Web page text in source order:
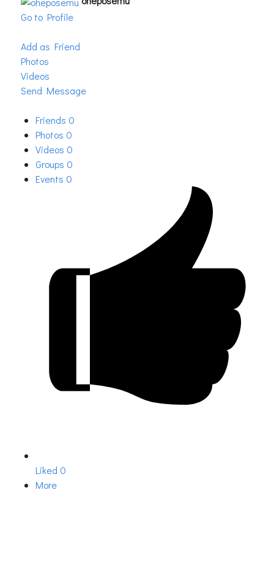
Go to Profile
Add as Friend
Photos
Videos
Send Message
Friends 0
Photos 0
Videos 0
Groups 0
Events 0
Liked 0
More